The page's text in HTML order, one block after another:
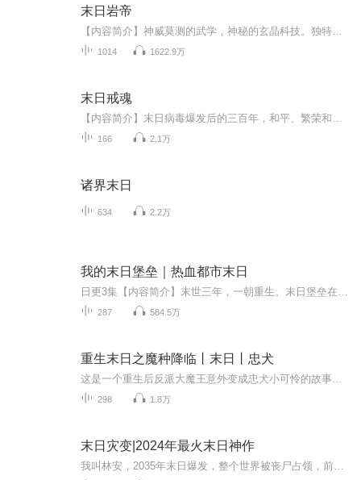
末日岩帝
1014 1622.9万
末日戒魂
166 2.1万
诸界末日
634 2.2万
我的末日堡垒｜热血都市末日
287 584.5万
重生末日之魔种降临丨末日丨忠犬
298 1.8万
末日灾变|2024年最火末日神作